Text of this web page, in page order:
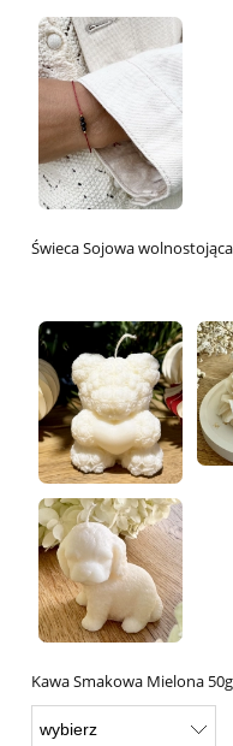
Świeca Sojowa wolnostojąca
Kawa Smakowa Mielona 50g